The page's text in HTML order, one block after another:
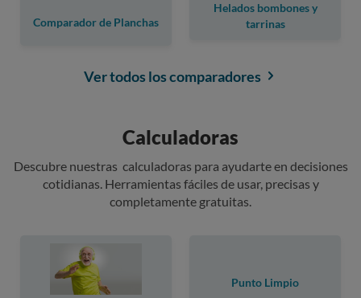
Comparador de Planchas
Helados bombones y
tarrinas
Ver todos los comparadores
Calculadoras
Descubre nuestras calculadoras para ayudarte en decisiones
cotidianas. Herramientas fáciles de usar, precisas y
completamente gratuitas.
Punto Limpio